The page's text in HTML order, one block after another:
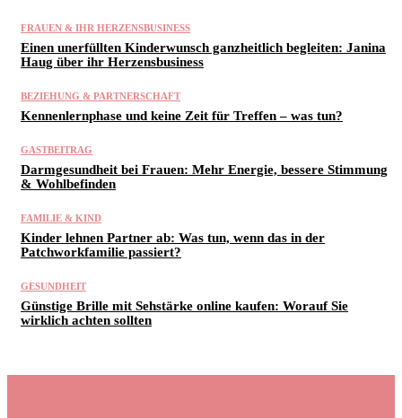
FRAUEN & IHR HERZENSBUSINESS
Einen unerfüllten Kinderwunsch ganzheitlich begleiten: Janina
Haug über ihr Herzensbusiness
BEZIEHUNG & PARTNERSCHAFT
Kennenlernphase und keine Zeit für Treffen – was tun?
GASTBEITRAG
Darmgesundheit bei Frauen: Mehr Energie, bessere Stimmung
& Wohlbefinden
FAMILIE & KIND
Kinder lehnen Partner ab: Was tun, wenn das in der
Patchworkfamilie passiert?
GESUNDHEIT
Günstige Brille mit Sehstärke online kaufen: Worauf Sie
wirklich achten sollten